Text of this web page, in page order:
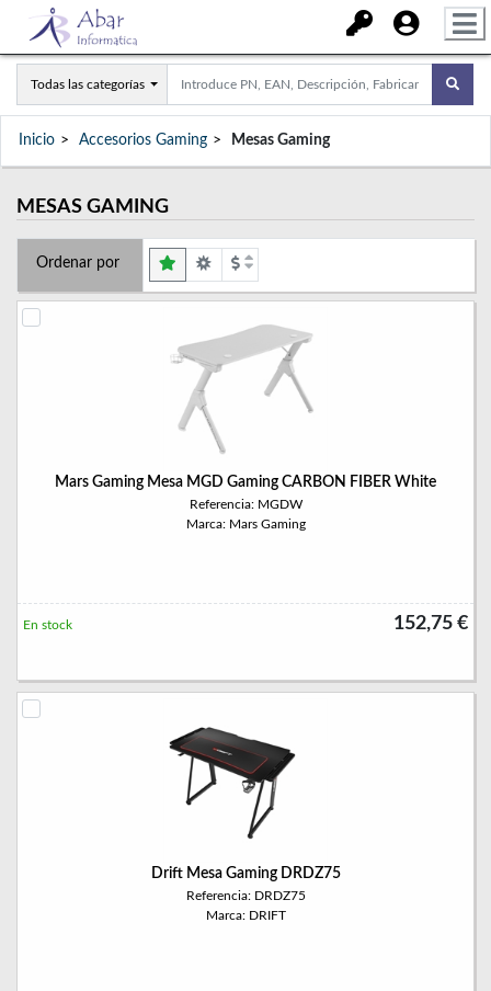
Todas las categorías
Inicio Accesorios Gaming Mesas Gaming
MESAS GAMING
Ordenar por
Mars Gaming Mesa MGD Gaming CARBON FIBER White
Referencia: MGDW
Marca: Mars Gaming
152,75 €
En stock
Drift Mesa Gaming DRDZ75
Referencia: DRDZ75
Marca: DRIFT